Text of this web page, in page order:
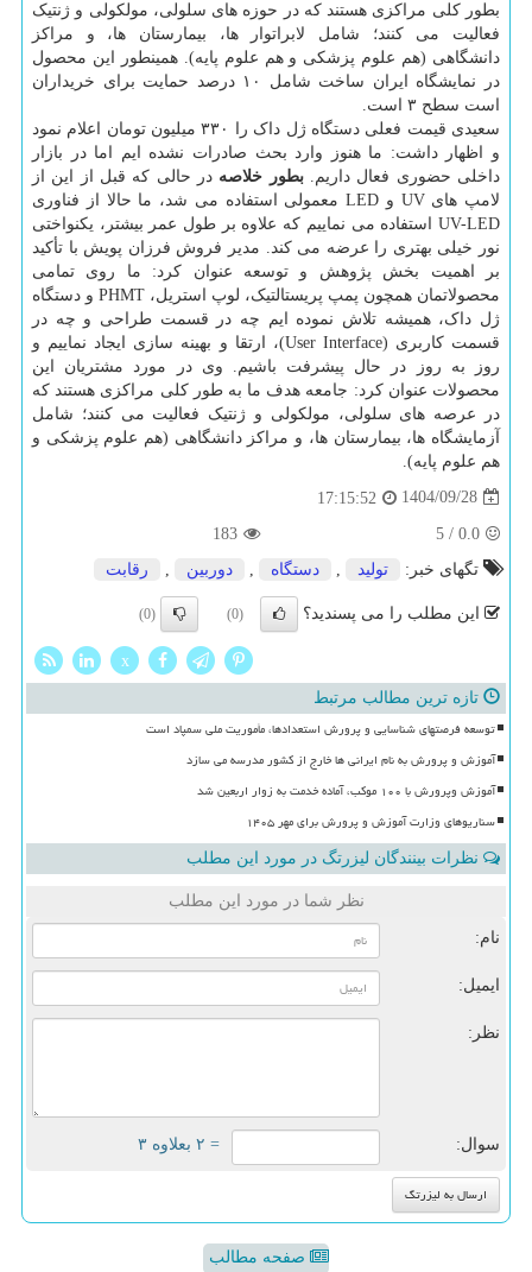
بطور کلی مراکزی هستند که در حوزه های سلولی، مولکولی و ژنتیک
فعالیت می کنند؛ شامل لابراتوار ها، بیمارستان ها، و مراکز
دانشگاهی (هم علوم پزشکی و هم علوم پایه). همینطور این محصول
در نمایشگاه ایران ساخت شامل ۱۰ درصد حمایت برای خریداران
است سطح ۳ است.
سعیدی قیمت فعلی دستگاه ژل داک را ۳۳۰ میلیون تومان اعلام نمود
و اظهار داشت: ما هنوز وارد بحث صادرات نشده ایم اما در بازار
داخلی حضوری فعال داریم.بطور خلاصه در حالی که قبل از این از
لامپ های UV و LED معمولی استفاده می شد، ما حالا از فناوری
UV-LED استفاده می نماییم که علاوه بر طول عمر بیشتر، یکنواختی
نور خیلی بهتری را عرضه می کند. مدیر فروش فرزان پویش با تأکید
بر اهمیت بخش پژوهش و توسعه عنوان کرد: ما روی تمامی
محصولاتمان همچون پمپ پریستالتیک، لوپ استریل، PHMT و دستگاه
ژل داک، همیشه تلاش نموده ایم چه در قسمت طراحی و چه در
قسمت کاربری (User Interface)، ارتقا و بهینه سازی ایجاد نماییم و
روز به روز در حال پیشرفت باشیم. وی در مورد مشتریان این
محصولات عنوان کرد: جامعه هدف ما به طور کلی مراکزی هستند که
در عرصه های سلولی، مولکولی و ژنتیک فعالیت می کنند؛ شامل
آزمایشگاه ها، بیمارستان ها، و مراکز دانشگاهی (هم علوم پزشکی و
هم علوم پایه).
1404/09/28
17:15:52
0.0
/
5
183
تگهای خبر:
تولید , دستگاه , دوربین , رقابت
این مطلب را می پسندید؟ (0)
(0)
x
تازه ترین مطالب مرتبط
توسعه فرصتهای شناسایی و پرورش استعدادها، مأموریت ملی سمپاد است
آموزش و پرورش به نام ایرانی ها خارج از کشور مدرسه می سازد
آموزش وپرورش با ۱۰۰ موکب، آماده خدمت به زوار اربعین شد
سناریوهای وزارت آموزش و پرورش برای مهر ۱۴۰۵
نظرات بینندگان لیزرتگ در مورد این مطلب
نظر شما در مورد این مطلب
نام:
ایمیل:
نظر:
سوال: = ۲ بعلاوه ۳
صفحه مطالب